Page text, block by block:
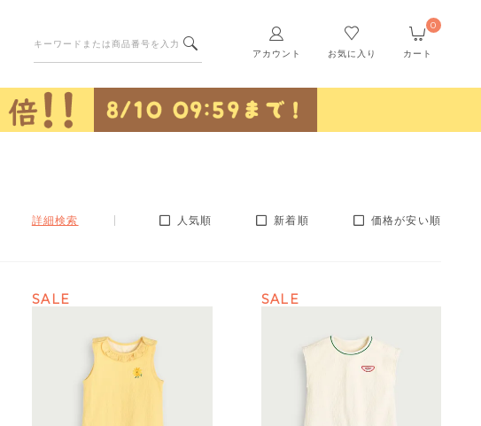
アカウント お気に入り カート
0
人気順 新着順 価格が安い順
詳細検索
SALE SALE